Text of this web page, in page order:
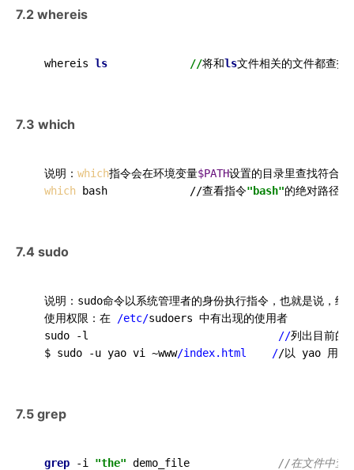
7.2 whereis
  whereis
ls //将和ls
7.3 which
  说明：
which指令会在环境变量$PATH设置的目录里查找符合条
which bash             //查看指令"bash"
7.4 sudo
说明：sudo命令以系统管理者的身份执行指令，也就是说，
  使用权限：在
/etc/sudoers 中有出现的使用者
  sudo -l
//列出目前的
  $ sudo -u yao vi ~www
/index.html    /
7.5 grep
grep -i "the" demo_file //在文件中查